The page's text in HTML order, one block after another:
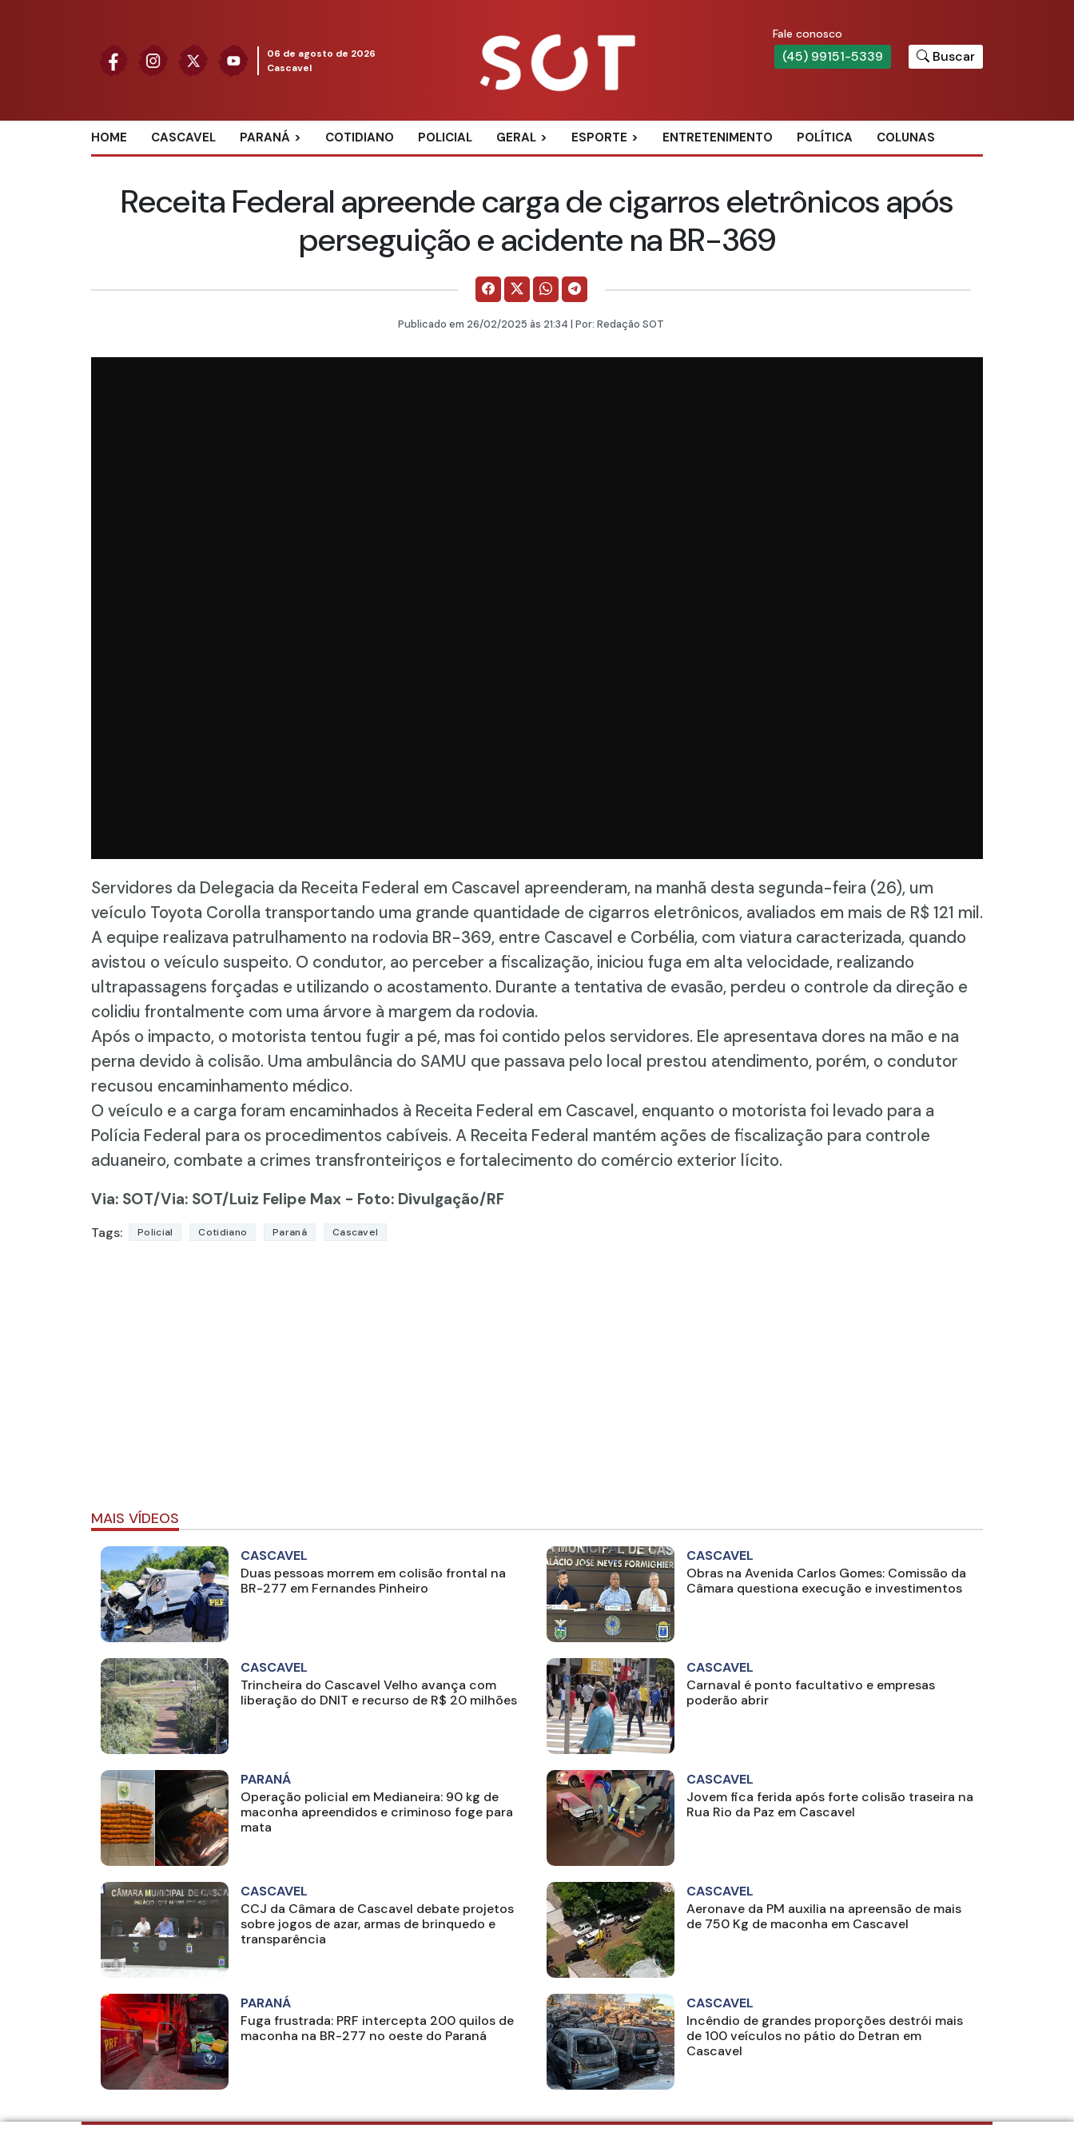
06 de agosto de 2026
Cascavel
Fale conosco
(45) 99151-5339 Buscar
HOME CASCAVEL PARANÁ COTIDIANO POLICIAL GERAL ESPORTE ENTRETENIMENTO POLÍTICA COLUNAS
Receita Federal apreende carga de cigarros eletrônicos após
perseguição e acidente na BR-369
Publicado em 26/02/2025 às 21:34 | Por: Redação SOT
Servidores da Delegacia da Receita Federal em Cascavel apreenderam, na manhã desta segunda-feira (26), um
veículo Toyota Corolla transportando uma grande quantidade de cigarros eletrônicos, avaliados em mais de R$ 121 mil.
A equipe realizava patrulhamento na rodovia BR-369, entre Cascavel e Corbélia, com viatura caracterizada, quando
avistou o veículo suspeito. O condutor, ao perceber a fiscalização, iniciou fuga em alta velocidade, realizando
ultrapassagens forçadas e utilizando o acostamento. Durante a tentativa de evasão, perdeu o controle da direção e
colidiu frontalmente com uma árvore à margem da rodovia.
Após o impacto, o motorista tentou fugir a pé, mas foi contido pelos servidores. Ele apresentava dores na mão e na
perna devido à colisão. Uma ambulância do SAMU que passava pelo local prestou atendimento, porém, o condutor
recusou encaminhamento médico.
O veículo e a carga foram encaminhados à Receita Federal em Cascavel, enquanto o motorista foi levado para a
Polícia Federal para os procedimentos cabíveis. A Receita Federal mantém ações de fiscalização para controle
aduaneiro, combate a crimes transfronteiriços e fortalecimento do comércio exterior lícito.
Via: SOT/Via: SOT/Luiz Felipe Max - Foto: Divulgação/RF
Tags: Policial Cotidiano Paraná Cascavel
MAIS VÍDEOS
CASCAVEL
Duas pessoas morrem em colisão frontal na
BR-277 em Fernandes Pinheiro
CASCAVEL
Obras na Avenida Carlos Gomes: Comissão da
Câmara questiona execução e investimentos
CASCAVEL
Trincheira do Cascavel Velho avança com
liberação do DNIT e recurso de R$ 20 milhões
CASCAVEL
Carnaval é ponto facultativo e empresas
poderão abrir
PARANÁ
Operação policial em Medianeira: 90 kg de
maconha apreendidos e criminoso foge para
mata
CASCAVEL
Jovem fica ferida após forte colisão traseira na
Rua Rio da Paz em Cascavel
CASCAVEL
CCJ da Câmara de Cascavel debate projetos
sobre jogos de azar, armas de brinquedo e
transparência
CASCAVEL
Aeronave da PM auxilia na apreensão de mais
de 750 Kg de maconha em Cascavel
PARANÁ
Fuga frustrada: PRF intercepta 200 quilos de
maconha na BR-277 no oeste do Paraná
CASCAVEL
Incêndio de grandes proporções destrói mais
de 100 veículos no pátio do Detran em
Cascavel